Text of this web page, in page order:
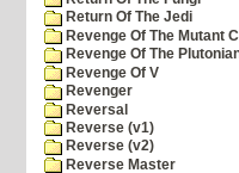
Return Of The Jedi
Revenge Of The Mutant
Revenge Of The
Revenge Of V
Revenger
Reversal
Reverse (v1)
Reverse (v2)
Reverse Master